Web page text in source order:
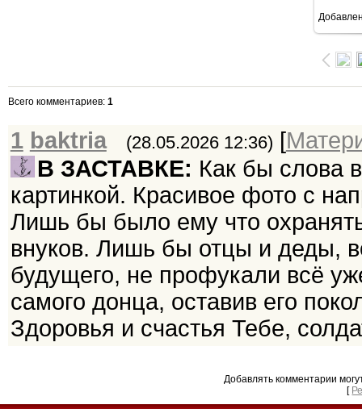
Всего комментариев: 1
1 baktria (28.05.2026 12:36) [
В ЗАСТАВКЕ: Как бы слова
картинкой. Красивое фото с
Лишь бы было ему что
внуков. Лишь бы отцы и деды,
будущего, не профукали всё
самого донца, оставив его
Здоровья и счастья Тебе,
Добавлять комментарии
[